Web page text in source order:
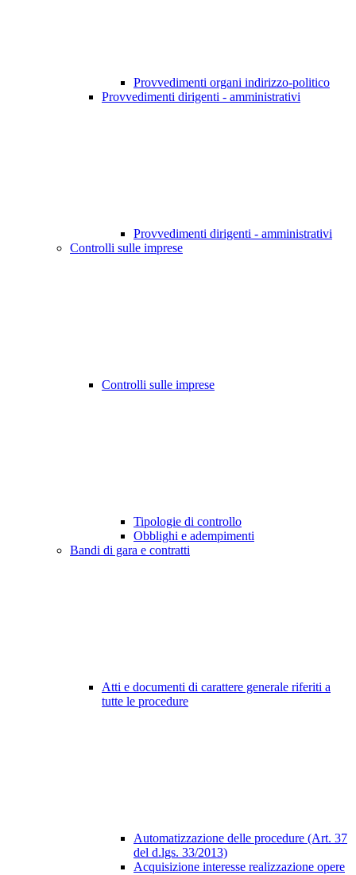
Provvedimenti organi indirizzo-politico
Provvedimenti dirigenti - amministrativi
Provvedimenti dirigenti - amministrativi
Controlli sulle imprese
Controlli sulle imprese
Tipologie di controllo
Obblighi e adempimenti
Bandi di gara e contratti
Atti e documenti di carattere generale riferiti a
tutte le procedure
Automatizzazione delle procedure (Art. 37
del d.lgs. 33/2013)
Acquisizione interesse realizzazione opere